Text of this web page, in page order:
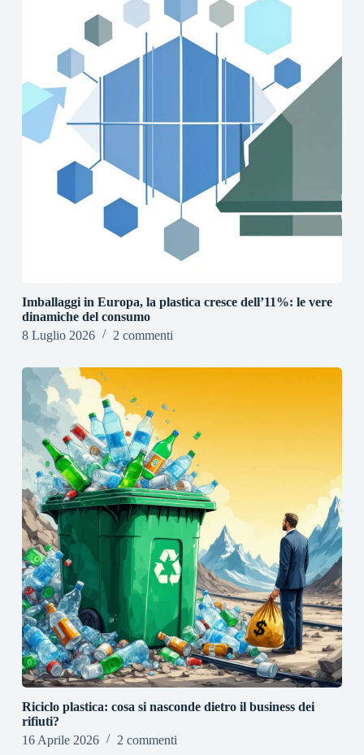
Imballaggi in Europa, la plastica cresce dell’11%: le vere
dinamiche del consumo
8 Luglio 2026
2 commenti
Riciclo plastica: cosa si nasconde dietro il business dei
rifiuti?
16 Aprile 2026
2 commenti